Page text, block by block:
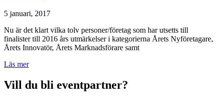
5 januari, 2017
Nu är det klart vilka tolv personer/företag som har utsetts till
finalister till 2016 års utmärkelser i kategorierna Årets Nyföretagare,
Årets Innovatör, Årets Marknadsförare samt
Läs mer
Vill du bli eventpartner?